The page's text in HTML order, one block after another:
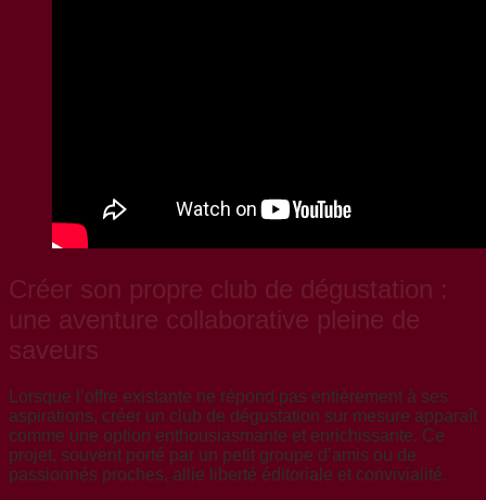
Créer son propre club de dégustation :
une aventure collaborative pleine de
saveurs
Lorsque l’offre existante ne répond pas entièrement à ses
aspirations, créer un club de dégustation sur mesure apparaît
comme une option enthousiasmante et enrichissante. Ce
projet, souvent porté par un petit groupe d’amis ou de
passionnés proches, allie liberté éditoriale et convivialité.